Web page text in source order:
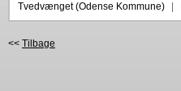
Tvedvænget (Odense Kommune)
<< Tilbage